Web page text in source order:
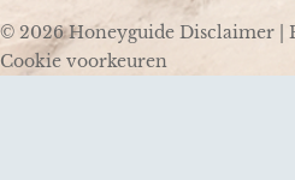
© 2026 Honeyguide Disclaimer
Cookie voorkeuren